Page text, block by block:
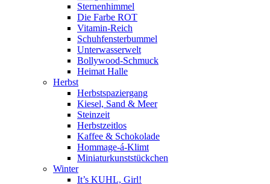
Sternenhimmel
Die Farbe ROT
Vitamin-Reich
Schuhfensterbummel
Unterwasserwelt
Bollywood-Schmuck
Heimat Halle
Herbst
Herbstspaziergang
Kiesel, Sand & Meer
Steinzeit
Herbstzeitlos
Kaffee & Schokolade
Hommage-á-Klimt
Miniaturkunststückchen
Winter
It’s KUHL, Girl!